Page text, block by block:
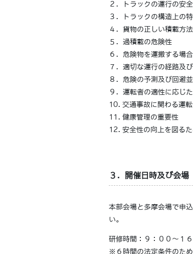
２．トラックの運行の安
３．トラックの構造上の
４．貨物の正しい積載方法
５．過積載の危険性
６．危険物を運搬する場
７．適切な運行の経路及
８．危険の予測及び回避
９．運転者の適性に応じ
10. 交通事故に関わる運
11. 健康管理の重要性
12. 安全性の向上を図る
３．開催日時及び会場
本部会場と多摩会場で申
い。
研修時間：９：００～１
※６時間の法定条件のため